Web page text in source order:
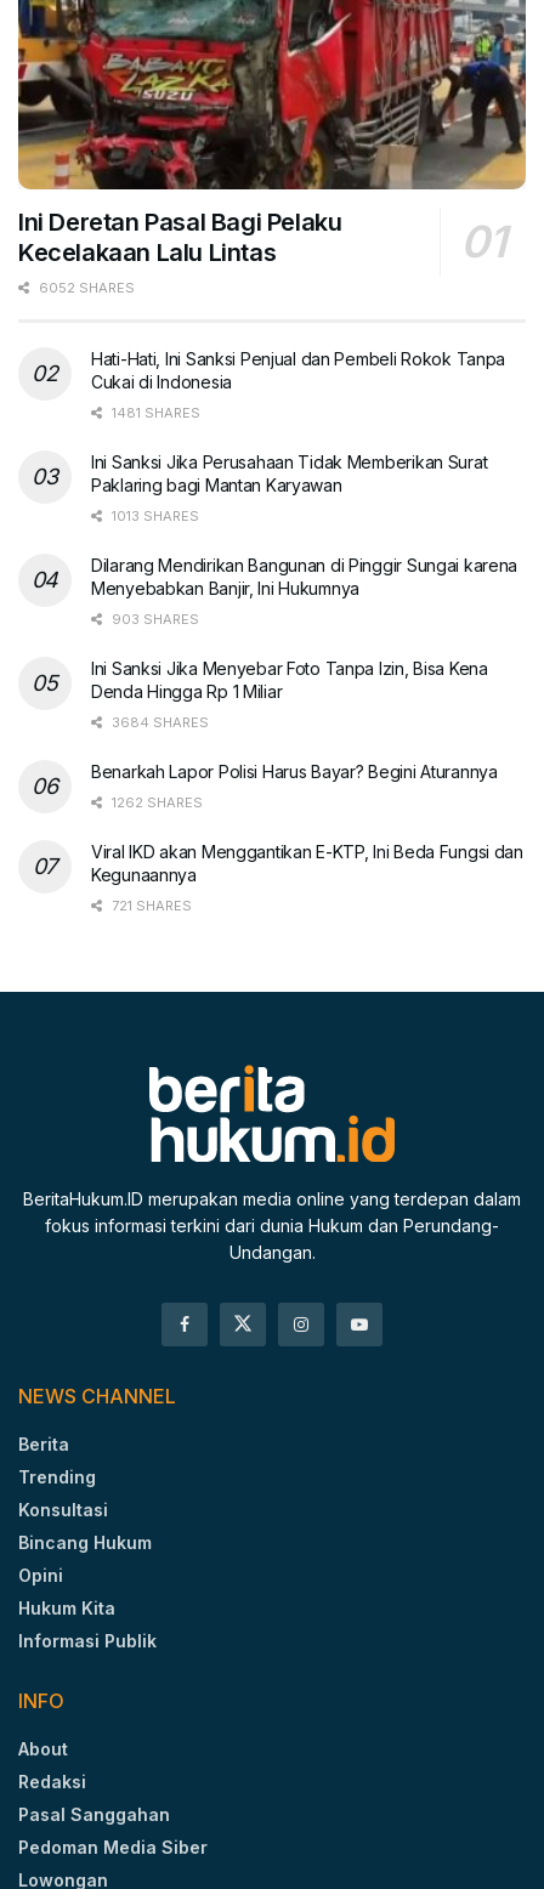
Ini Deretan Pasal Bagi Pelaku
Kecelakaan Lalu Lintas
6052 SHARES
Hati-Hati, Ini Sanksi Penjual dan Pembeli Rokok Tanpa
Cukai di Indonesia
1481 SHARES
Ini Sanksi Jika Perusahaan Tidak Memberikan Surat
Paklaring bagi Mantan Karyawan
1013 SHARES
Dilarang Mendirikan Bangunan di Pinggir Sungai karena
Menyebabkan Banjir, Ini Hukumnya
903 SHARES
Ini Sanksi Jika Menyebar Foto Tanpa Izin, Bisa Kena
Denda Hingga Rp 1 Miliar
3684 SHARES
Benarkah Lapor Polisi Harus Bayar? Begini Aturannya
1262 SHARES
Viral IKD akan Menggantikan E-KTP, Ini Beda Fungsi dan
Kegunaannya
721 SHARES
BeritaHukum.ID merupakan media online yang terdepan dalam
fokus informasi terkini dari dunia Hukum dan Perundang-
Undangan.
NEWS CHANNEL
Berita
Trending
Konsultasi
Bincang Hukum
Opini
Hukum Kita
Informasi Publik
INFO
About
Redaksi
Pasal Sanggahan
Pedoman Media Siber
Lowongan